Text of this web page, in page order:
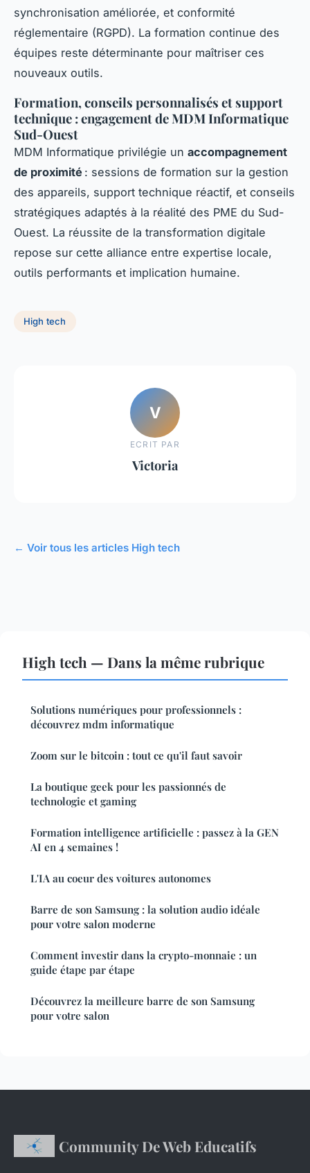
synchronisation améliorée, et conformité
réglementaire (RGPD). La formation continue des
équipes reste déterminante pour maîtriser ces
nouveaux outils.
Formation, conseils personnalisés et support
technique : engagement de MDM Informatique
Sud-Ouest
MDM Informatique privilégie un accompagnement
de proximité : sessions de formation sur la gestion
des appareils, support technique réactif, et conseils
stratégiques adaptés à la réalité des PME du Sud-
Ouest. La réussite de la transformation digitale
repose sur cette alliance entre expertise locale,
outils performants et implication humaine.
High tech
V
ECRIT PAR
Victoria
← Voir tous les articles High tech
High tech — Dans la même rubrique
Solutions numériques pour professionnels :
découvrez mdm informatique
Zoom sur le bitcoin : tout ce qu'il faut savoir
La boutique geek pour les passionnés de
technologie et gaming
Formation intelligence artificielle : passez à la GEN
AI en 4 semaines !
L'IA au coeur des voitures autonomes
Barre de son Samsung : la solution audio idéale
pour votre salon moderne
Comment investir dans la crypto-monnaie : un
guide étape par étape
Découvrez la meilleure barre de son Samsung
pour votre salon
Community De Web Educatifs